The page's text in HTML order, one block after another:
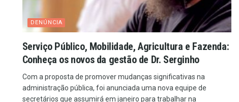
DENÚNCIA
Serviço Público, Mobilidade, Agricultura e Fazenda:
Conheça os novos da gestão de Dr. Serginho
Com a proposta de promover mudanças significativas na
administração pública, foi anunciada uma nova equipe de
secretários que assumirá em janeiro para trabalhar na